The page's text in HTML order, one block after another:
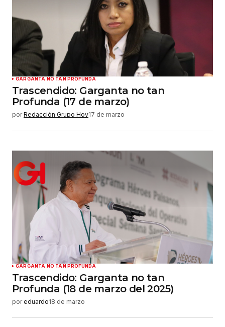
Guardar mi nombre, correo electrónico y sitio
web en este navegador para la próxima vez que
haga un comentario.
Enviar comentario
GARGANTA NO TAN PROFUNDA
Trascendido: Garganta no tan
Profunda (17 de marzo)
por Redacción Grupo Hoy17 de marzo
GARGANTA NO TAN PROFUNDA
Trascendido: Garganta no tan
Profunda (18 de marzo del 2025)
por eduardo18 de marzo